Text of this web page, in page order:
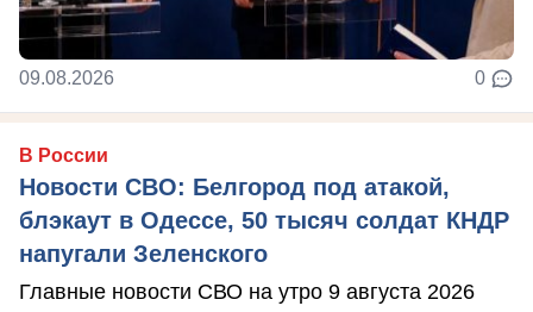
09.08.2026 0
В России
Новости СВО: Белгород под атакой,
блэкаут в Одессе, 50 тысяч солдат КНДР
напугали Зеленского
Главные новости СВО на утро 9 августа 2026